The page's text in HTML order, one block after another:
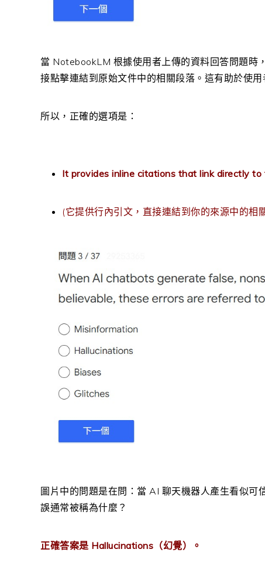
當 NotebookLM 根據使用者上傳的資料回答問題時
接點擊連結到原始文件中的相關段落。這有助於使用
所以，正確的選項是：
It provides inline citations that link directly
(它提供行內引文，直接連結到你的來源中的相
圖片中的問題是在問：當 AI 聊天機器人產生看似
誤通常被稱為什麼？
正確答案是 Hallucinations（幻覺）。